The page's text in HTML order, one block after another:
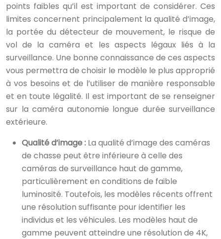
points faibles qu’il est important de considérer. Ces
limites concernent principalement la qualité d’image,
la portée du détecteur de mouvement, le risque de
vol de la caméra et les aspects légaux liés à la
surveillance. Une bonne connaissance de ces aspects
vous permettra de choisir le modèle le plus approprié
à vos besoins et de l’utiliser de manière responsable
et en toute légalité. Il est important de se renseigner
sur la caméra autonomie longue durée surveillance
extérieure.
Qualité d’image : La qualité d’image des caméras
de chasse peut être inférieure à celle des
caméras de surveillance haut de gamme,
particulièrement en conditions de faible
luminosité. Toutefois, les modèles récents offrent
une résolution suffisante pour identifier les
individus et les véhicules. Les modèles haut de
gamme peuvent atteindre une résolution de 4K,